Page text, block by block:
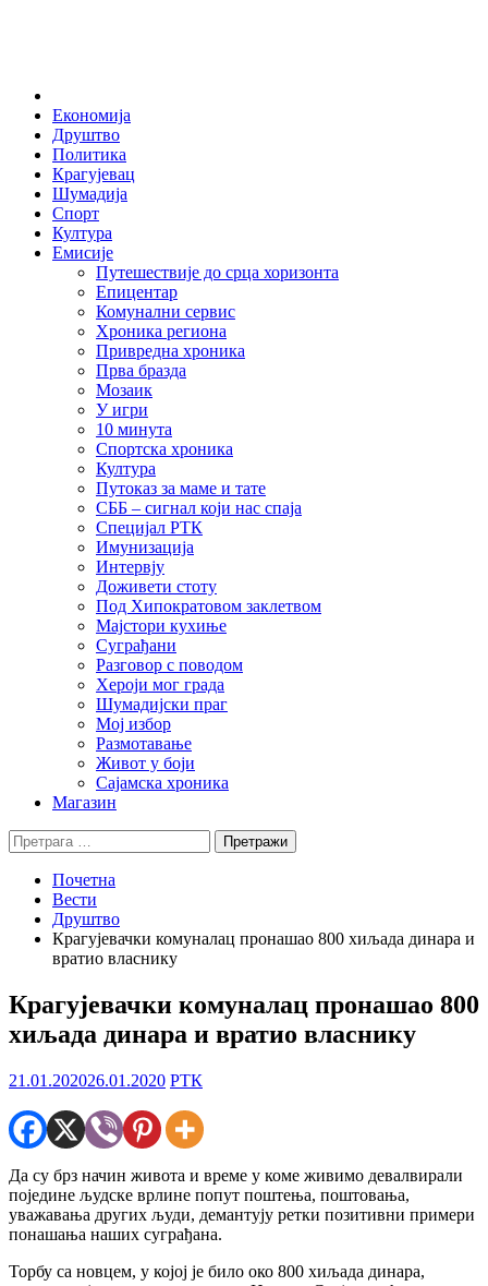
Економија
Друштво
Политика
Крагујевац
Шумадија
Спорт
Култура
Емисије
Путешествије до срца хоризонта
Епицентар
Комунални сервис
Хроника региона
Привредна хроника
Прва бразда
Мозаик
У игри
10 минута
Спортска хроника
Култура
Путоказ за маме и тате
СББ – сигнал који нас спаја
Специјал РТК
Имунизација
Интервју
Доживети стоту
Под Хипократовом заклетвом
Мајстори кухиње
Суграђани
Разговор с поводом
Хероји мог града
Шумадијски праг
Мој избор
Размотавање
Живот у боји
Сајамска хроника
Магазин
Претрага
за:
Почетна
Вести
Друштво
Крагујевачки комуналац пронашао 800 хиљада динара и
вратио власнику
Крагујевачки комуналац пронашао 800
хиљада динара и вратио власнику
21.01.202026.01.2020 РТК
Да су брз начин живота и време у коме живимо девалвирали
поједине људске врлине попут поштења, поштовања,
уважавања других људи, демантују ретки позитивни примери
понашања наших суграђана.
Торбу са новцем, у којој је било око 800 хиљада динара,